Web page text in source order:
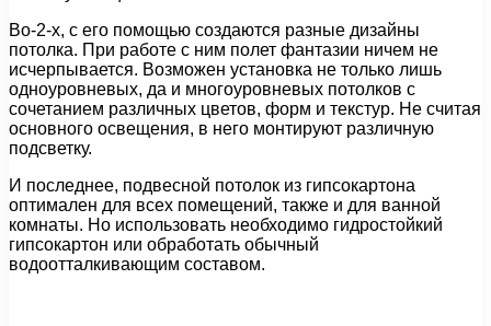
Во-2-х, с его помощью создаются разные дизайны
потолка. При работе с ним полет фантазии ничем не
исчерпывается. Возможен установка не только лишь
одноуровневых, да и многоуровневых потолков с
сочетанием различных цветов, форм и текстур. Не считая
основного освещения, в него монтируют различную
подсветку.
И последнее, подвесной потолок из гипсокартона
оптимален для всех помещений, также и для ванной
комнаты. Но использовать необходимо гидростойкий
гипсокартон или обработать обычный
водоотталкивающим составом.